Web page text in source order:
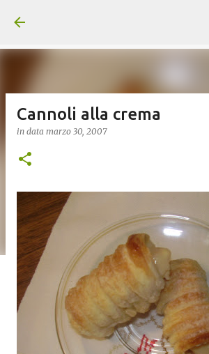
Cannoli alla crema
in data marzo 30, 2007